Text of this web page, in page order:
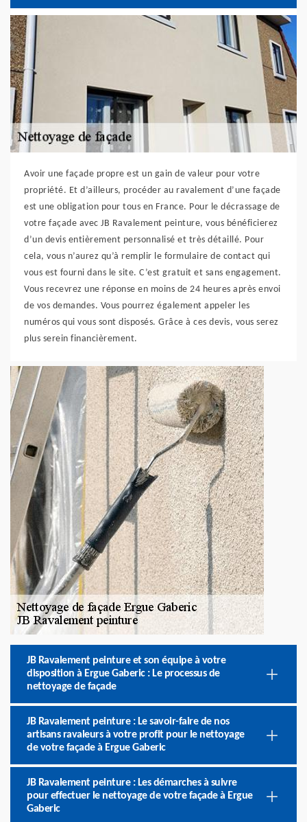
Avoir une façade propre est un gain de valeur pour votre
propriété. Et d’ailleurs, procéder au ravalement d’une façade
est une obligation pour tous en France. Pour le décrassage de
votre façade avec JB Ravalement peinture, vous bénéficierez
d’un devis entièrement personnalisé et très détaillé. Pour
cela, vous n’aurez qu’à remplir le formulaire de contact qui
vous est fourni dans le site. C’est gratuit et sans engagement.
Vous recevrez une réponse en moins de 24 heures après envoi
de vos demandes. Vous pourrez également appeler les
numéros qui vous sont disposés. Grâce à ces devis, vous serez
plus serein financièrement.
JB Ravalement peinture et son équipe à votre
disposition à Ergue Gaberic : Le processus de
nettoyage de façade
JB Ravalement peinture : Le savoir-faire de nos
artisans ravaleurs à votre profit pour le nettoyage
de votre façade à Ergue Gaberic
JB Ravalement peinture : Les démarches à suivre
pour effectuer le nettoyage de votre façade à Ergue
Gaberic